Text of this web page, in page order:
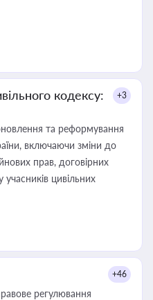
кодексу:
+3
та реформування
включаючи зміни до
прав, договірних
учасників цивільних
+46
регулювання